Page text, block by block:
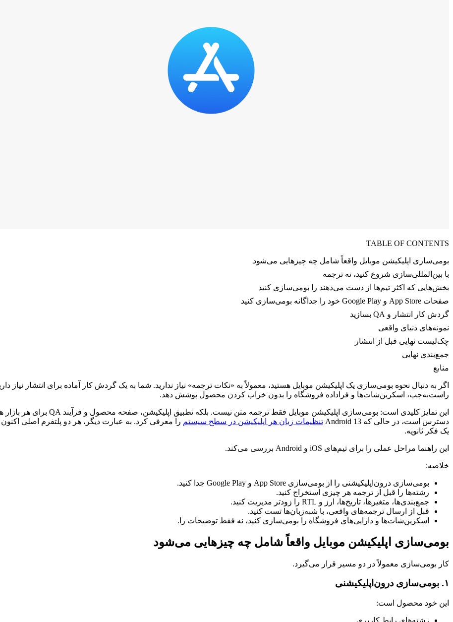
TABLE OF CONTENTS
بومی‌سازی اپلیکیشن موبایل واقعاً شامل چه چیزهایی می‌شود
با بین‌المللی‌سازی شروع کنید، نه ترجمه
بخش‌هایی که اکثر تیم‌ها از دست می‌دهند را بومی‌سازی کنید
صفحات App Store و Google Play خود را جداگانه بومی‌سازی کنید
گردش کار انتشار و QA بسازید
نمونه‌های دنیای واقعی
چک‌لیست نهایی قبل از انتشار
جمع‌بندی نهایی
منابع
اگر به دنبال نحوه بومی‌سازی یک اپلیکیشن موبایل هستید، معمولاً به «نکات ترجمه» نیاز ندارید. شما به یک گردش کار آماده برای انتشار نیاز
راست‌به‌چپ، اسکرین‌شات‌ها و فراداده فروشگاه را بدون خراب کردن محصول پوشش دهد.
این تمایز کلیدی است: بومی‌سازی اپلیکیشن موبایل فقط ترجمه متن نیست. بلکه تطبیق اپلیکیشن، صفحه محصول و فرآیند QA برای هر بازار هدف است. Apple می‌گوید App Store در
دسترس است، در حالی که Android 13
تنظیمات زبان هر اپلیکیشن در سطح سیستم را معرفی کرد. به عبارت دیگر، هر دو پلتفرم اصلی
یک فکر ثانویه.
این راهنما مراحل عملی را برای تیم‌های iOS و Android بررسی می‌کند.
خلاصه:
بومی‌سازی درون‌اپلیکیشنی را از بومی‌سازی App Store و Google Play جدا کنید.
رشته‌ها را قبل از ترجمه هر چیزی استخراج کنید.
جمع‌بندی‌ها، متغیرها، تاریخ‌ها، ارز و RTL را زودتر مدیریت کنید.
قبل از ارسال ترجمه‌های واقعی، با شبه‌زبان‌ها تست کنید.
اسکرین‌شات‌ها و دارایی‌های فروشگاه را بومی‌سازی کنید، نه فقط توضیحات را.
بومی‌سازی اپلیکیشن موبایل واقعاً شامل چه چیزهایی می‌شود
کار بومی‌سازی معمولاً در دو مسیر قرار می‌گیرد.
۱. بومی‌سازی درون‌اپلیکیشنی
این خود محصول است:
رشته‌های رابط کاربری